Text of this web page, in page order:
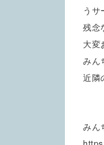
うサ
残念
大変
みん
近隣
みん